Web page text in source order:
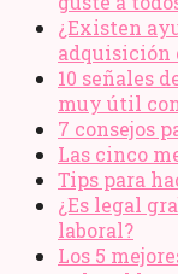
¿Existen
adquisición
10 señales
muy útil
7 consejos
Las cinco
Tips para
¿Es legal
laboral?
Los 5